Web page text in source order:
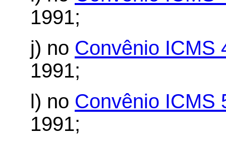
1991;
j) no Convênio ICMS
1991;
l) no Convênio ICMS
1991;